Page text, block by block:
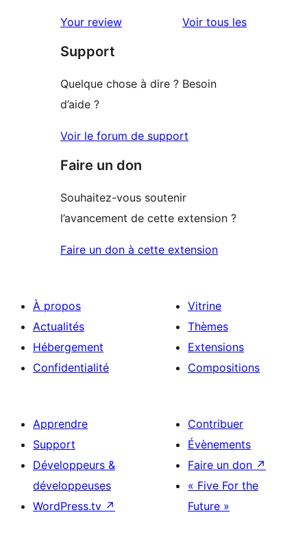
Your review Voir tous lesavis
Support
Quelque chose à dire ? Besoin
d’aide ?
Voir le forum de support
Faire un don
Souhaitez-vous soutenir
l’avancement de cette extension ?
Faire un don à cette extension
À propos
Actualités
Hébergement
Confidentialité
Vitrine
Thèmes
Extensions
Compositions
Apprendre
Support
Développeurs &
développeuses
WordPress.tv ↗
Contribuer
Évènements
Faire un don ↗
« Five For the
Future »